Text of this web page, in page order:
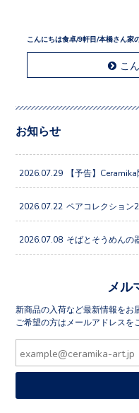
こ
お知らせ
メ
ご希望の方はメールアドレスを